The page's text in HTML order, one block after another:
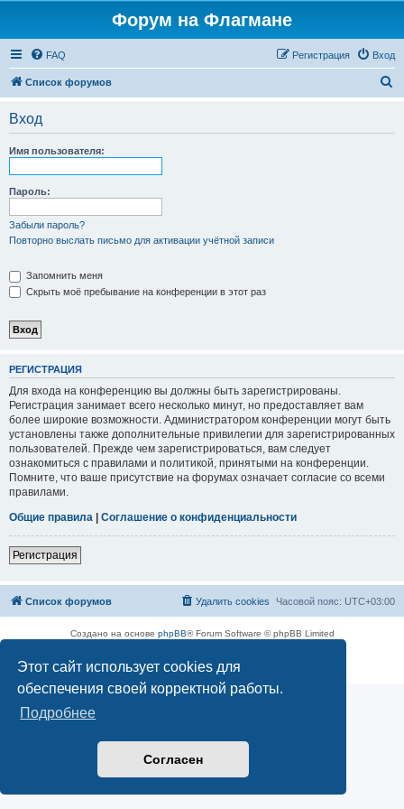
Этот сайт использует cookies для
обеспечения своей корректной работы.
Подробнее
Согласен
Форум на Флагмане
FAQ Вход
Регистрация
Список форумов
Вход
Имя пользователя:
Пароль:
Забыли пароль?
Повторно выслать письмо для активации учётной записи
Запомнить меня
Скрыть моё пребывание на конференции в этот раз
РЕГИСТРАЦИЯ
Для входа на конференцию вы должны быть зарегистрированы.
Регистрация занимает всего несколько минут, но предоставляет вам
более широкие возможности. Администратором конференции могут быть
установлены также дополнительные привилегии для зарегистрированных
пользователей. Прежде чем зарегистрироваться, вам следует
ознакомиться с правилами и политикой, принятыми на конференции.
Помните, что ваше присутствие на форумах означает согласие со всеми
правилами.
Общие правила | Соглашение о конфиденциальности
Регистрация
Список форумов Часовой пояс: UTC+03:00
Удалить cookies
Создано на основе phpBB® Forum Software © phpBB Limited
Конфиденциальность|Правила